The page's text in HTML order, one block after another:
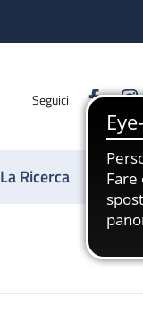
Seguici
La Ricerca